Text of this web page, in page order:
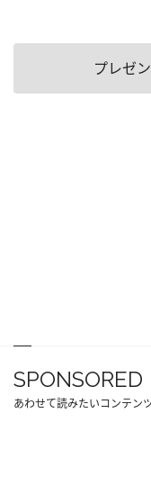
プレゼ
SPONSORED
あわせて読みたいコンテン